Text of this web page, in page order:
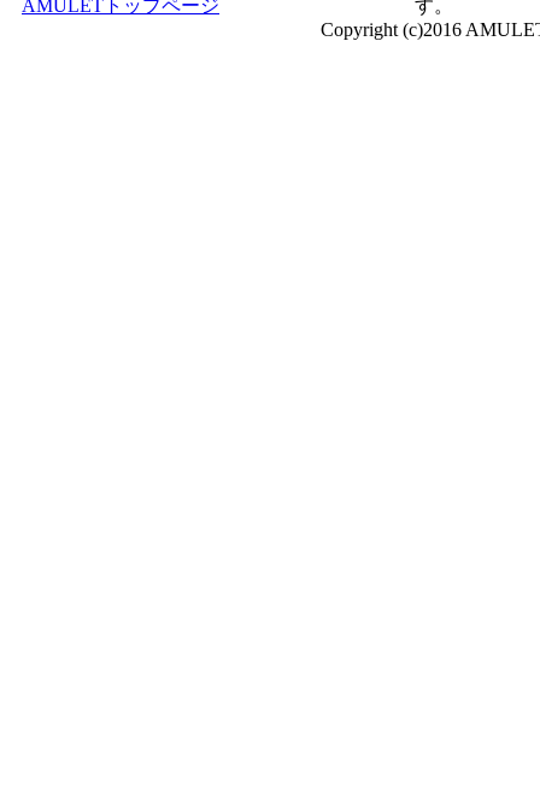
AMULETトップページ
す。
Copyright (c)2016